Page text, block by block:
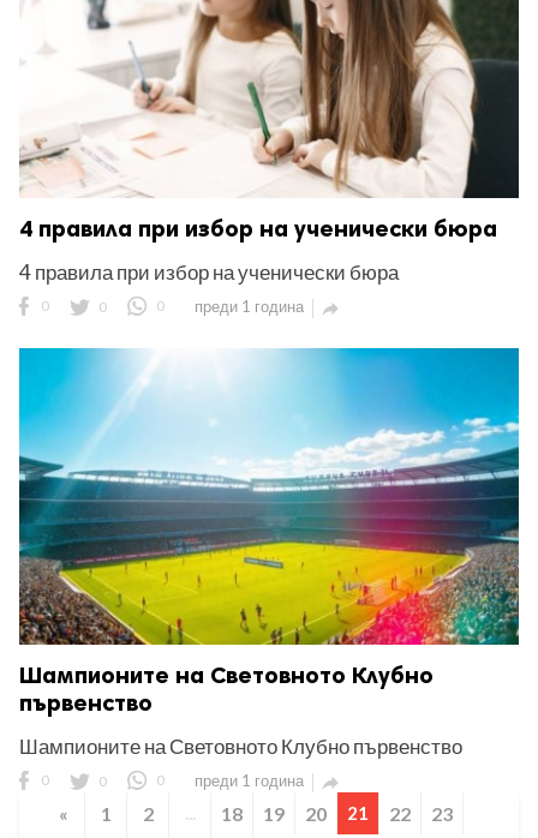
4 правила при избор на ученически бюра
4 правила при избор на ученически бюра
0 0 0 преди 1 година 
Шампионите на Световното Клубно
първенство
Шампионите на Световното Клубно първенство
0 0 0 преди 1 година 
« 1 2 ... 18 19 20 21 22 23